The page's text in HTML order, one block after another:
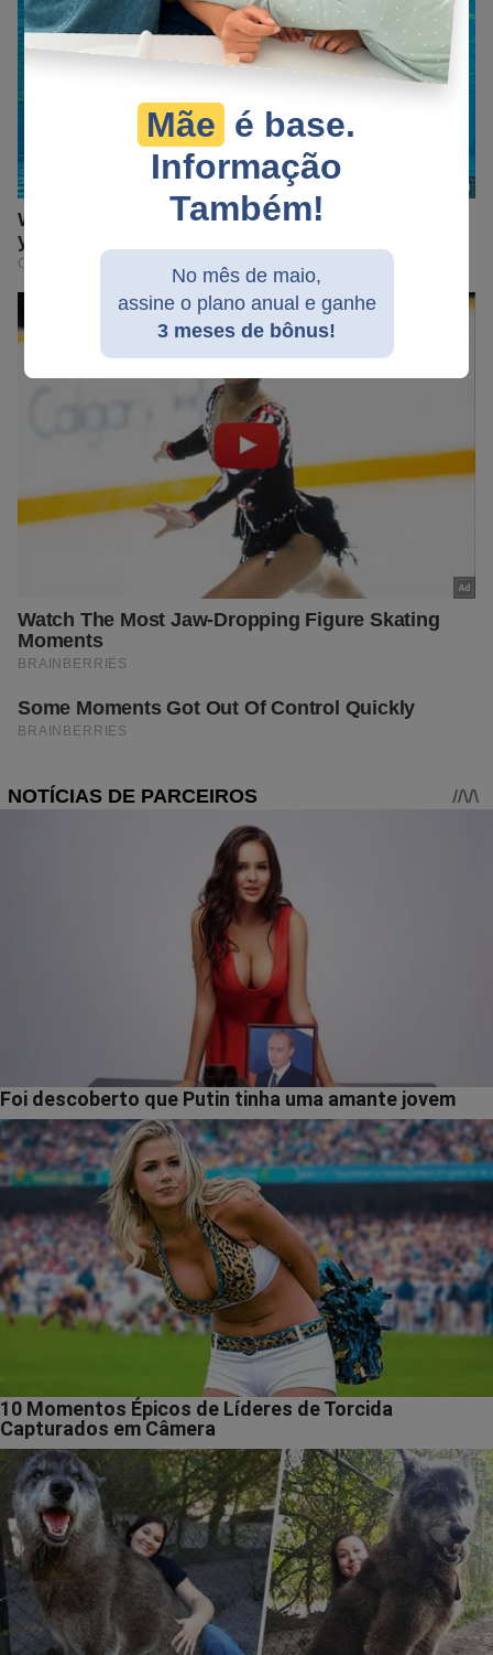
Mãe é base.
Informação
Também!
No mês de maio,
assine o plano anual e ganhe
3 meses de bônus!